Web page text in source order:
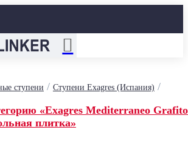
ступени / Ступени Exagres (Испания) /
«Exagres Mediterraneo Grafito
плитка»